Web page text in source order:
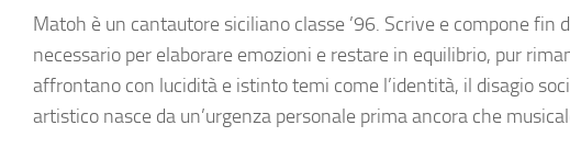
Matoh è un cantautore siciliano classe ’96. Scrive e compone
necessario per elaborare emozioni e restare in equilibrio, pur
affrontano con lucidità e istinto temi come l’identità, il disagio
artistico nasce da un’urgenza personale prima ancora che